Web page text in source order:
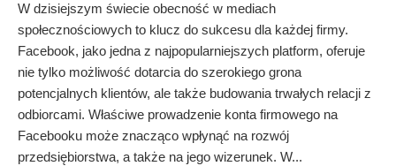
W dzisiejszym świecie obecność w mediach
społecznościowych to klucz do sukcesu dla każdej firmy.
Facebook, jako jedna z najpopularniejszych platform, oferuje
nie tylko możliwość dotarcia do szerokiego grona
potencjalnych klientów, ale także budowania trwałych relacji z
odbiorcami. Właściwe prowadzenie konta firmowego na
Facebooku może znacząco wpłynąć na rozwój
przedsiębiorstwa, a także na jego wizerunek. W...